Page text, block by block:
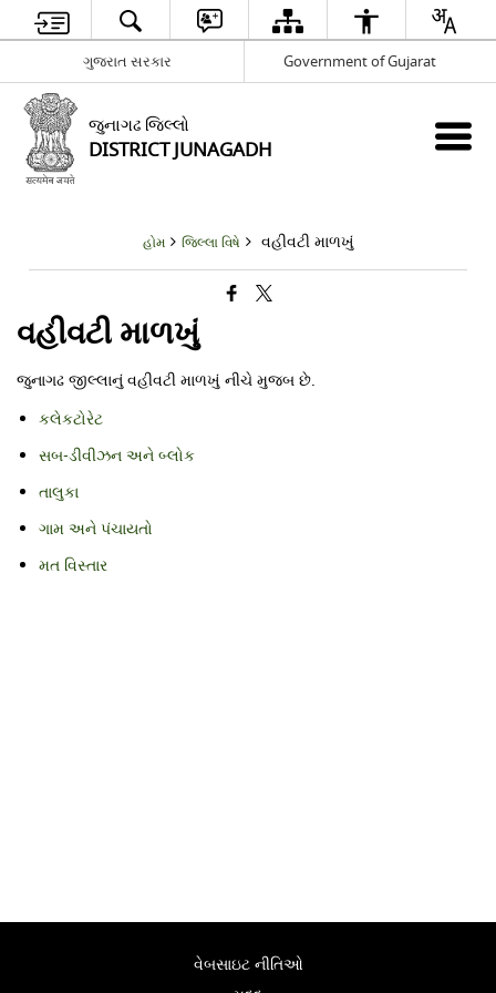
ગુજરાત સરકાર Government of Gujarat
જુનાગઢ જિલ્લો
DISTRICT JUNAGADH
હોમ જિલ્લા વિષે વહીવટી માળખું
વહીવટી માળખું
જુનાગઢ જીલ્લાનું વહીવટી માળખું નીચે મુજબ છે.
કલેકટોરેટ
સબ-ડીવીઝન અને બ્લોક
તાલુકા
ગામ અને પંચાયતો
મત વિસ્તાર
વેબસાઇટ નીતિઓ